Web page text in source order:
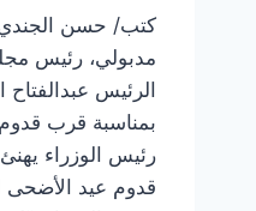
كتب/ حسن
مدبولي، رئيس
الرئيس
بمناسبة قرب
رئيس الوزراء
قدوم عيد الأضحى